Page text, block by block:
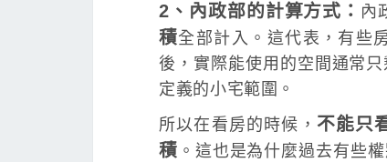
2、內政部的計算方式： 內
積全部計入。這代表，有些
後，實際能使用的空間通常
定義的小宅範圍。
所以在看房的時候， 不能只
積 。這也是為什麼過去有些